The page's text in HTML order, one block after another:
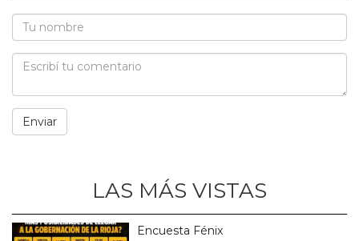
LAS MÁS VISTAS
Encuesta Fénix